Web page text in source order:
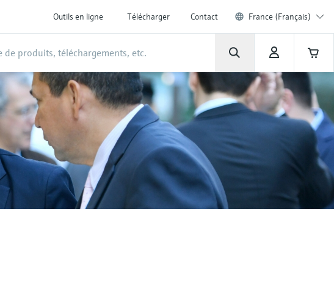
Outils en ligne Télécharger Contact France (Français)